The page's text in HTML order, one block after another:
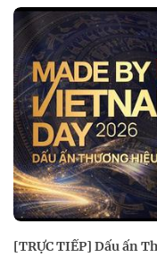
[TRỰC TIẾP] Dấu ấn